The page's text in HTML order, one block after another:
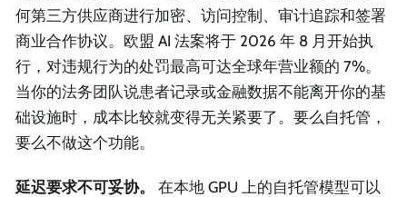
何第三方供应商进行加密、访问控制、审计追踪和签署
商业合作协议。欧盟 AI 法案将于 2026 年 8 月开始执
行，对违规行为的处罚最高可达全球年营业额的 7%。
当你的法务团队说患者记录或金融数据不能离开你的基
础设施时，成本比较就变得无关紧要了。要么自托管，
要么不做这个功能。
延迟要求不可妥协。
在本地 GPU 上的自托管模型可以